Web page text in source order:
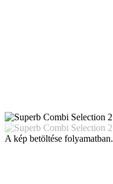
A kép betöltése folyamatban.